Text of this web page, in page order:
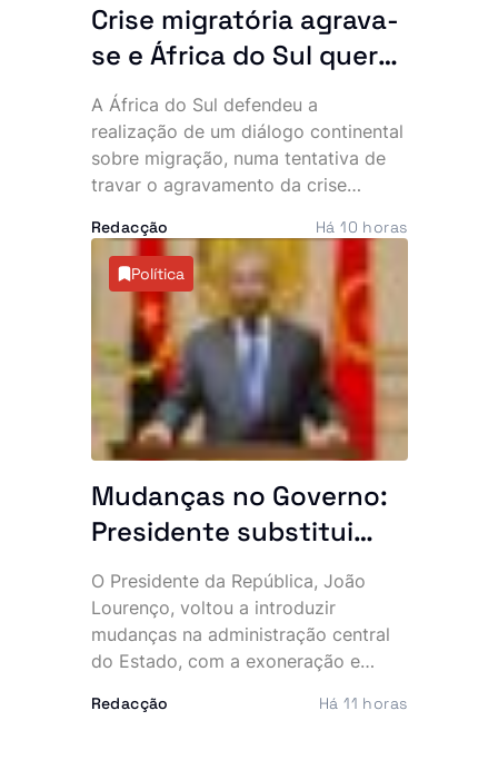
Crise migratória agrava-
se e África do Sul quer
resposta conjunta do
continente
A África do Sul defendeu a
realização de um diálogo continental
sobre migração, numa tentativa de
travar o agravamento da crise
manifestações anti-imigração e
ataques contra cidadãos
estrangeiros. O tema deverá dominar
a próxima cimeira da Comunidade de
Desenvolvimento da África Austral
(SADC), marcada para este mês, em
Durban.
Redacção Há 10 horas
Política
Mudanças no Governo:
Presidente substitui
altos responsáveis do
Estado
O Presidente da República, João
Lourenço, voltou a introduzir
mudanças na administração central
do Estado, com a exoneração e
numa remodelação que abrange o
Redacção Há 11 horas